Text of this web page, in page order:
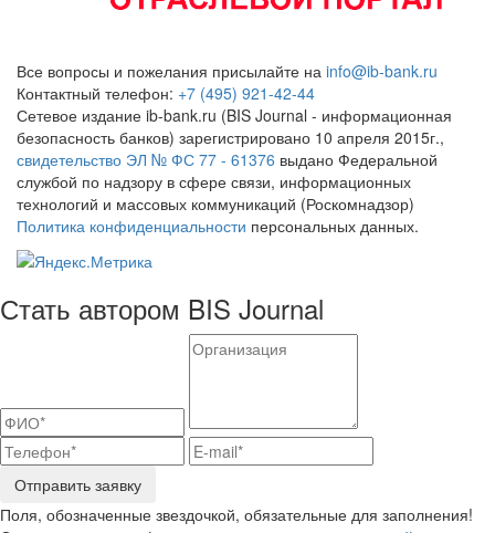
Все вопросы и пожелания присылайте на info@ib-bank.ru
Контактный телефон: +7 (495) 921-42-44
Сетевое издание ib-bank.ru (BIS Journal - информационная
безопасность банков) зарегистрировано 10 апреля 2015г.,
свидетельство ЭЛ № ФС 77 - 61376 выдано Федеральной
службой по надзору в сфере связи, информационных
технологий и массовых коммуникаций (Роскомнадзор)
Политика конфиденциальности персональных данных.
Стать автором BIS Journal
Отправить заявку
Поля, обозначенные звездочкой, обязательные для заполнения!